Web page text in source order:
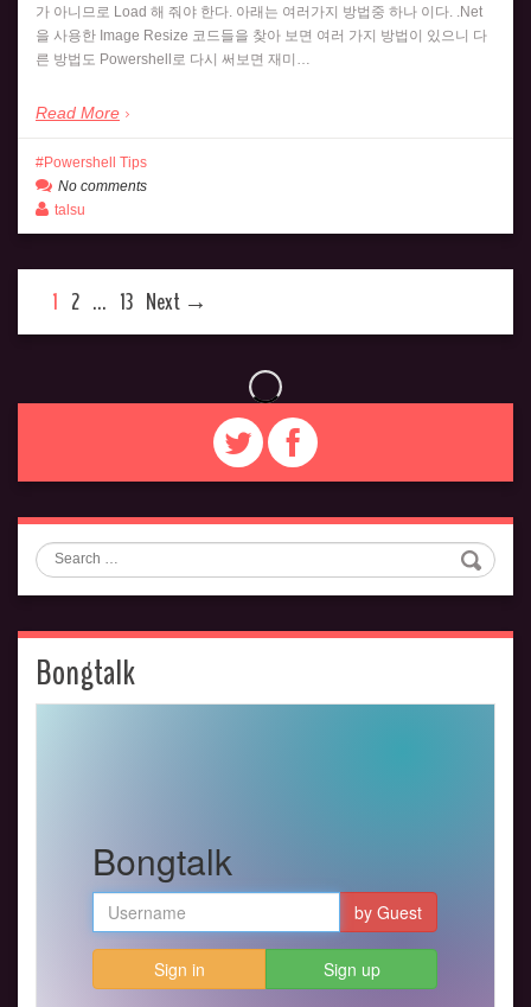
가 아니므로 Load 해 줘야 한다. 아래는 여러가지 방법중 하나 이다. .Net
을 사용한 Image Resize 코드들을 찾아 보면 여러 가지 방법이 있으니 다
른 방법도 Powershell로 다시 써보면 재미…
Read More
Powershell Tips
No comments
talsu
1 2 … 13 Next →
Search
Bongtalk